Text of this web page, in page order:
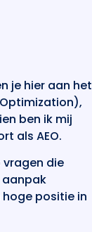
je hier aan het
ben ik mij
als AEO.
die
aanpak
positie in